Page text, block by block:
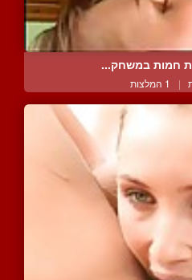
חמות במשחק...
| 1 המלצות